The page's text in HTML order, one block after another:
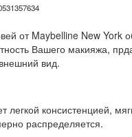
от Maybelline New York
Вашего макияжа,
вид.
легкой консистенцией,
распределяется.